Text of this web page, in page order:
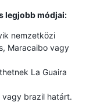
legjobb módjai:
nemzetközi
Maracaibo vagy
La Guaira
vagy brazil határt.